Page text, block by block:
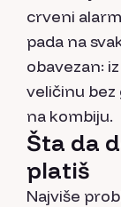
crveni
pada na
obavezan:
veličinu bez
na kombiju.
Šta da
platiš
Najviše